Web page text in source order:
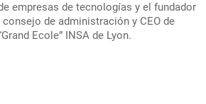
empresas de tecnologías y el fundador
de administración y CEO de
Ecole” INSA de Lyon.